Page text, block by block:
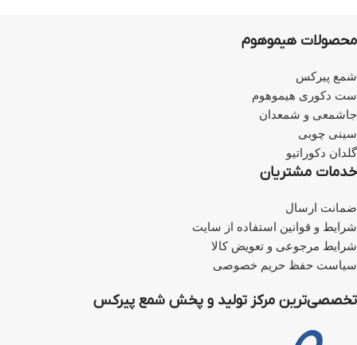
محصولات هیموهوم
شمع پیرکس
ست دکوری هیموهوم
جاشمعی و شمعدان
سینی چوبی
گلدان دکوراتیو
خدمات مشتریان
ضمانت ارسال
شرایط و قوانین استفاده از سایت
شرایط مرجوعی و تعویض کالا
سیاست حفظ حریم خصوصی
تخصصی‌ترین مرکز تولید و پخش شمع پیرکس